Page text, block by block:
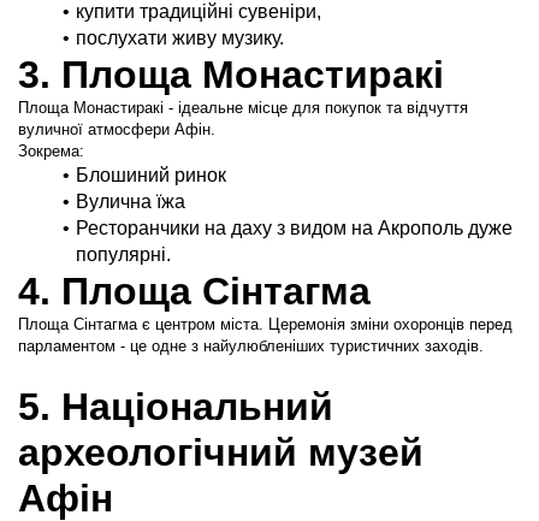
купити традиційні сувеніри,
послухати живу музику.
3. Площа Монастиракі
Площа Монастиракі - ідеальне місце для покупок та відчуття
вуличної атмосфери Афін.
Зокрема:
Блошиний ринок
Вулична їжа
Ресторанчики на даху з видом на Акрополь дуже
популярні.
4. Площа Сінтагма
Площа Сінтагма є центром міста. Церемонія зміни охоронців перед
парламентом - це одне з найулюбленіших туристичних заходів.
5. Національний
археологічний музей
Афін